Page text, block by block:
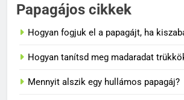
Papagájos cikkek
Hogyan fogjuk el a papagájt, ha
Hogyan tanítsd meg madaradat
Mennyit alszik egy hullámos papagáj?